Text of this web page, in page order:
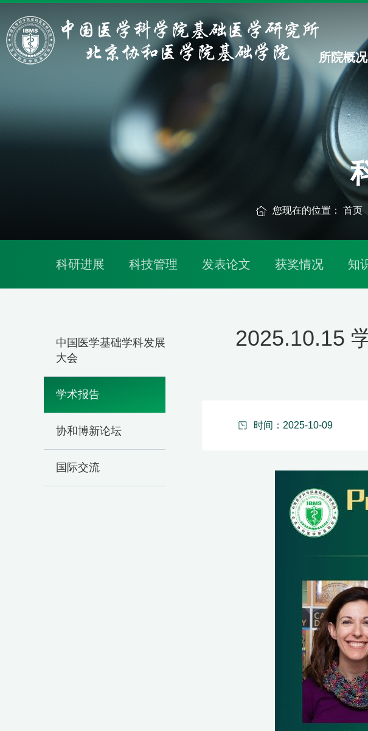
所院概况
您现在的位置： 首页
科研进展 科技管理 发表论文 获奖情况 知
中国医学基础学科发展
大会
学术报告
协和博新论坛
国际交流
2025.10.15
时间：2025-10-09